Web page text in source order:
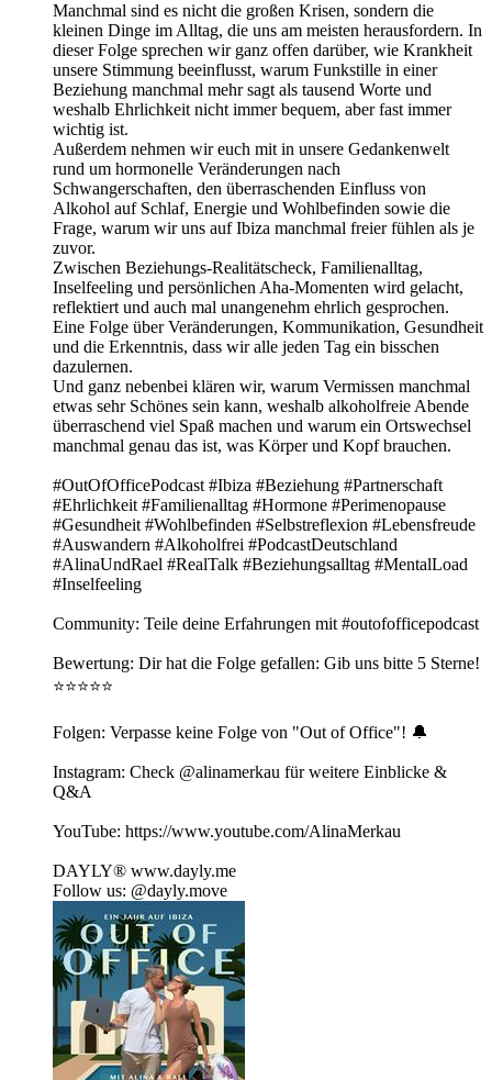
Manchmal sind es nicht die großen Krisen, sondern die
kleinen Dinge im Alltag, die uns am meisten herausfordern. In
dieser Folge sprechen wir ganz offen darüber, wie Krankheit
unsere Stimmung beeinflusst, warum Funkstille in einer
Beziehung manchmal mehr sagt als tausend Worte und
weshalb Ehrlichkeit nicht immer bequem, aber fast immer
wichtig ist.
Außerdem nehmen wir euch mit in unsere Gedankenwelt
rund um hormonelle Veränderungen nach
Schwangerschaften, den überraschenden Einfluss von
Alkohol auf Schlaf, Energie und Wohlbefinden sowie die
Frage, warum wir uns auf Ibiza manchmal freier fühlen als je
zuvor.
Zwischen Beziehungs-Realitätscheck, Familienalltag,
Inselfeeling und persönlichen Aha-Momenten wird gelacht,
reflektiert und auch mal unangenehm ehrlich gesprochen.
Eine Folge über Veränderungen, Kommunikation, Gesundheit
und die Erkenntnis, dass wir alle jeden Tag ein bisschen
dazulernen.
Und ganz nebenbei klären wir, warum Vermissen manchmal
etwas sehr Schönes sein kann, weshalb alkoholfreie Abende
überraschend viel Spaß machen und warum ein Ortswechsel
manchmal genau das ist, was Körper und Kopf brauchen.
#OutOfOfficePodcast #Ibiza #Beziehung #Partnerschaft
#Ehrlichkeit #Familienalltag #Hormone #Perimenopause
#Gesundheit #Wohlbefinden #Selbstreflexion #Lebensfreude
#Auswandern #Alkoholfrei #PodcastDeutschland
#AlinaUndRael #RealTalk #Beziehungsalltag #MentalLoad
#Inselfeeling
Community: Teile deine Erfahrungen mit⁠ ⁠⁠#outofofficepodcast⁠⁠⁠
Bewertung: Dir hat die Folge gefallen: Gib uns bitte 5 Sterne!
⭐️⭐️⭐️⭐️⭐️
Folgen: Verpasse keine Folge von "Out of Office"! 🔔
Instagram: Check @alinamerkau für weitere Einblicke &
Q&A
YouTube: https://www.youtube.com/AlinaMerkau
DAYLY® ⁠www.dayly.me⁠
Follow us: @dayly.move